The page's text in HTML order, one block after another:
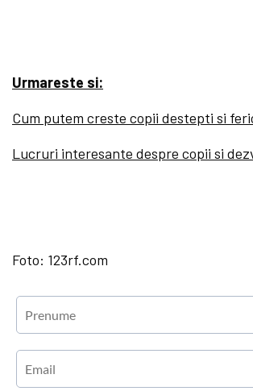
Urmareste si:
Cum putem creste copii destepti si
Lucruri interesante despre copii si
Foto: 123rf.com